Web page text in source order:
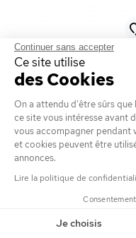
WIBO
Poudre Perfectrice Photo
10,50 €
COMMANDER
Continuer sans accepter
Ce site utilise
des Cookies
On a attendu d'être sûrs que
ce site vous intéresse avant
vous accompagner pendant
et cookies peuvent être
annonces.
Lire la politique de
Je choisis